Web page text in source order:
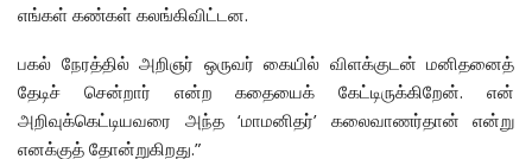
எங்கள் கண்கள் கலங்கிவிட்டன.
பகல் நேரத்தில் அறிஞர் ஒருவர் கையில் விளக்குடன் மனிதனைத்
தேடிச் சென்றார் என்ற கதையைக் கேட்டிருக்கிறேன். என்
அறிவுக்கெட்டியவரை அந்த ‘மாமனிதர்’ கலைவாணர்தான் என்று
எனக்குத் தோன்றுகிறது.”